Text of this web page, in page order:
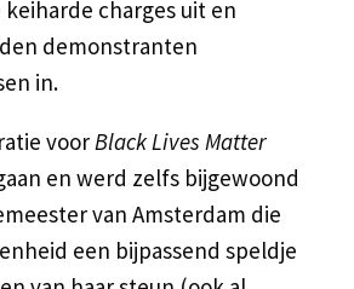
charges uit en
demonstranten
in.
voor Black Lives Matter
en werd zelfs bijgewoond
van Amsterdam die
een bijpassend speldje